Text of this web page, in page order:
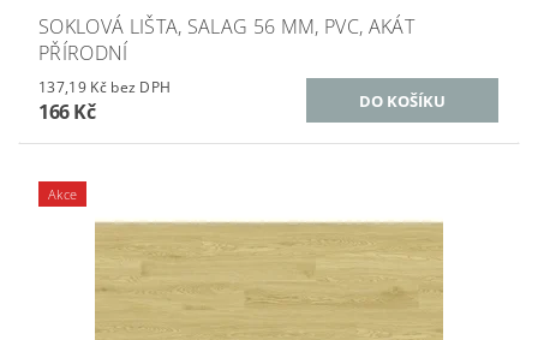
SOKLOVÁ LIŠTA, SALAG 56 MM, PVC, AKÁT
PŘÍRODNÍ
137,19 Kč bez DPH
166 Kč
Akce